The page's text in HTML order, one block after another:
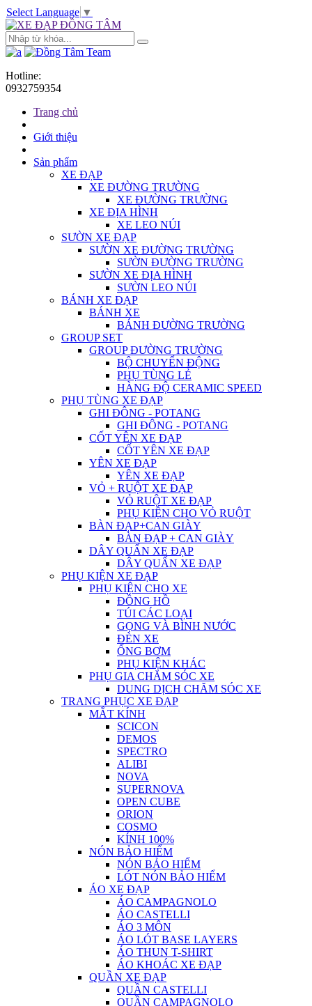
Select Language ▼
Hotline:
0932759354
Trang chủ
Giới thiệu
Sản phẩm
XE ĐẠP
XE ĐƯỜNG TRƯỜNG
XE ĐƯỜNG TRƯỜNG
XE ĐỊA HÌNH
XE LEO NÚI
SƯỜN XE ĐẠP
SƯỜN XE ĐƯỜNG TRƯỜNG
SƯỜN ĐƯỜNG TRƯỜNG
SƯỜN XE ĐỊA HÌNH
SƯỜN LEO NÚI
BÁNH XE ĐẠP
BÁNH XE
BÁNH ĐƯỜNG TRƯỜNG
GROUP SET
GROUP ĐƯỜNG TRƯỜNG
BỘ CHUYỂN ĐỘNG
PHỤ TÙNG LẺ
HÀNG ĐỘ CERAMIC SPEED
PHỤ TÙNG XE ĐẠP
GHI ĐÔNG - POTANG
GHI ĐÔNG - POTANG
CỐT YÊN XE ĐẠP
CỐT YÊN XE ĐẠP
YÊN XE ĐẠP
YÊN XE ĐẠP
VỎ + RUỘT XE ĐẠP
VỎ RUỘT XE ĐẠP
PHỤ KIỆN CHO VỎ RUỘT
BÀN ĐẠP+CAN GIÀY
BÀN ĐẠP + CAN GIÀY
DÂY QUẤN XE ĐẠP
DÂY QUẤN XE ĐẠP
PHỤ KIỆN XE ĐẠP
PHỤ KIỆN CHO XE
ĐỒNG HỒ
TÚI CÁC LOẠI
GỌNG VÀ BÌNH NƯỚC
ĐÈN XE
ỐNG BƠM
PHỤ KIỆN KHÁC
PHỤ GIA CHĂM SÓC XE
DUNG DỊCH CHĂM SÓC XE
TRANG PHỤC XE ĐẠP
MẮT KÍNH
SCICON
DEMOS
SPECTRO
ALIBI
NOVA
SUPERNOVA
OPEN CUBE
ORION
COSMO
KÍNH 100%
NÓN BẢO HIỂM
NÓN BẢO HIỂM
LÓT NÓN BẢO HIỂM
ÁO XE ĐẠP
ÁO CAMPAGNOLO
ÁO CASTELLI
ÁO 3 MÔN
ÁO LÓT BASE LAYERS
ÁO THUN T-SHIRT
ÁO KHOÁC XE ĐẠP
QUẦN XE ĐẠP
QUẦN CASTELLI
QUẦN CAMPAGNOLO